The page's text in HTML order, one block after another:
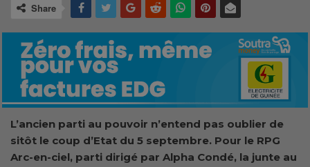
Share
L’ancien parti au pouvoir n’entend pas oublier de
sitôt le coup d’Etat du 5 septembre. Pour le RPG
Arc-en-ciel, parti dirigé par Alpha Condé, la junte au